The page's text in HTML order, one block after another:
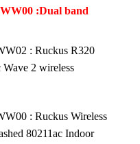
:Dual band
: Ruckus R320
Wave 2 wireless
: Ruckus Wireless
80211ac Indoor